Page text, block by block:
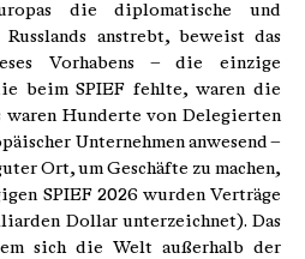
die diplomatische und
anstrebt, beweist das
Vorhabens – die einzige
beim SPIEF fehlte, waren die
waren Hunderte von Delegierten
Unternehmen anwesend –
Ort, um Geschäfte zu machen,
SPIEF 2026 wurden Verträge
Dollar unterzeichnet). Das
sich die Welt außerhalb der